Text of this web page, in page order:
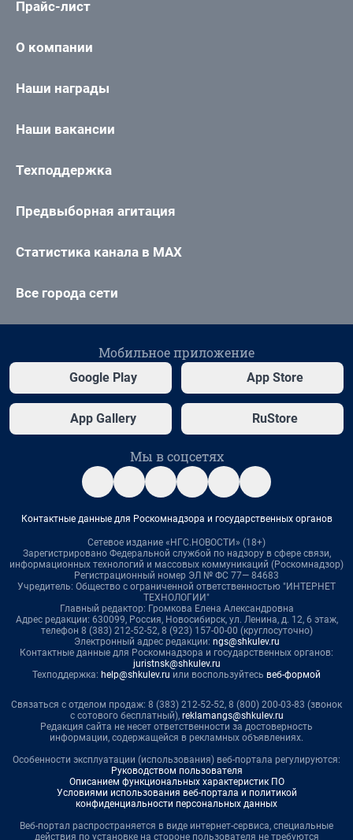
Прайс-лист
О компании
Наши награды
Наши вакансии
Техподдержка
Предвыборная агитация
Статистика канала в MAX
Все города сети
Мобильное приложение
Google Play App Store
App Gallery RuStore
Мы в соцсетях
Контактные данные для Роскомнадзора и государственных органов
Сетевое издание «НГС.НОВОСТИ» (18+)
Зарегистрировано Федеральной службой по надзору в сфере связи,
информационных технологий и массовых коммуникаций (Роскомнадзор)
Регистрационный номер ЭЛ № ФС 77— 84683
Учредитель: Общество с ограниченной ответственностью "ИНТЕРНЕТ
ТЕХНОЛОГИИ"
Главный редактор: Громкова Елена Александровна
Адрес редакции: 630099, Россия, Новосибирск, ул. Ленина, д. 12, 6 этаж,
телефон 8 (383) 212-52-52, 8 (923) 157-00-00 (круглосуточно)
Электронный адрес редакции: ngs@shkulev.ru
Контактные данные для Роскомнадзора и государственных органов:
juristnsk@shkulev.ru
Техподдержка: help@shkulev.ru или воспользуйтесь веб-формой
Связаться с отделом продаж: 8 (383) 212-52-52, 8 (800) 200-03-83 (звонок
с сотового бесплатный), reklamangs@shkulev.ru
Редакция сайта не несет ответственности за достоверность
информации, содержащейся в рекламных объявлениях.
Особенности эксплуатации (использования) веб-портала регулируются:
Руководством пользователя
Описанием функциональных характеристик ПО
Условиями использования веб-портала и политикой
конфиденциальности персональных данных
Веб-портал распространяется в виде интернет-сервиса, специальные
действия по установке на стороне пользователя не требуются